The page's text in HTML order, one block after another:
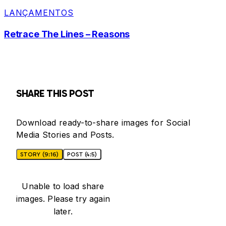
LANÇAMENTOS
Retrace The Lines – Reasons
SHARE THIS POST
Download ready-to-share images for Social
Media Stories and Posts.
STORY (9:16) POST (4:5)
Unable to load share
images. Please try again
later.